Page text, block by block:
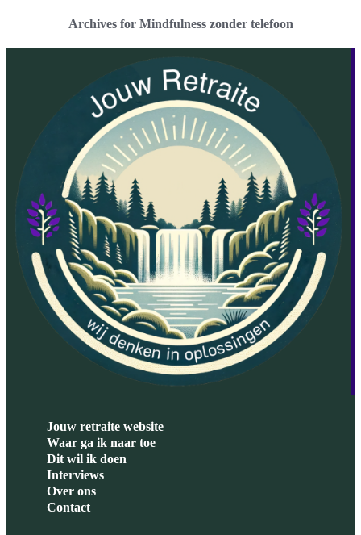
Archives for Mindfulness zonder telefoon
Jouw retraite website
Waar ga ik naar toe
Dit wil ik doen
Interviews
Over ons
Contact